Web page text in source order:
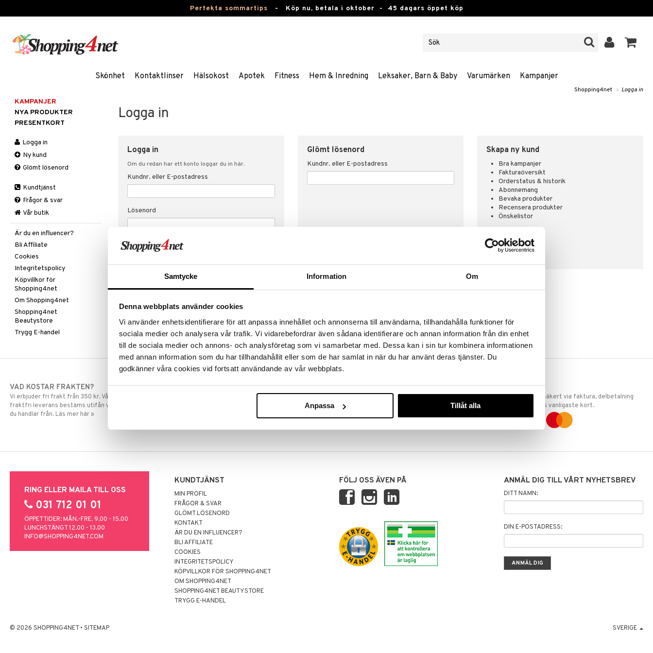
Samtycke Information Om
Denna webbplats använder cookies
Vi använder enhetsidentifierare för att anpassa innehållet och annonserna till användarna, tillhandahålla funktioner för
sociala medier och analysera vår trafik. Vi vidarebefordrar även sådana identifierare och annan information från din enhet
till de sociala medier och annons- och analysföretag som vi samarbetar med. Dessa kan i sin tur kombinera informationen
med annan information som du har tillhandahållit eller som de har samlat in när du har använt deras tjänster. Du
godkänner våra cookies vid fortsatt användande av vår webbplats.
Anpassa Tillåt alla
Perfekta sommartips - Köp nu, betala i oktober - 45 dagars öppet köp
Skönhet Kontaktlinser Hälsokost Apotek Fitness Hem & Inredning Leksaker, Barn & Baby Varumärken Kampanjer
Shopping4net » Logga in
Logga in
Logga in
Om du redan har ett konto loggar du in här.
Kundnr. eller E-postadress
Lösenord
Glömt lösenord
Kundnr. eller E-postadress
Skapa ny kund
Bra kampanjer
Fakturaöversikt
Orderstatus & historik
Abonnemang
Bevaka produkter
Recensera produkter
Önskelistor
SKAPA KUND
KAMPANJER
NYA PRODUKTER
PRESENTKORT
Logga in
Ny kund
Glömt lösenord
Kundtjänst
Frågor & svar
Vår butik
Är du en influencer?
Bli Affiliate
Cookies
Integritetspolicy
Köpvillkor för
Shopping4net
Om Shopping4net
Shopping4net
Beautystore
Trygg E-handel
VAD KOSTAR FRAKTEN?
Vi erbjuder fri frakt från 350 kr. Vår gräns för
fraktfri leverans bestäms utifån vilken avdelning
du handlar från. Läs mer här »
SNABBA LEVERANSER
Beställningar lagda före 14:00 (gäller varor i lager)
GODKÄND AV LÄKEMEDELSVERKET
EU-logotypen är symbolen som visar att vi är
godkända av Läkemedelsverket gällande
TRYGGA KÖP
Handla tryggt & säkert via faktura, delbetalning
eller marknadens vanligaste kort.
RING ELLER MAILA TILL OSS
031 712 01 01
ÖPPETTIDER: MÅN.-FRE. 9.00 - 15.00
LUNCHSTÄNGT 12.00 - 13.00
INFO@SHOPPING4NET.COM
KUNDTJÄNST
MIN PROFIL
FRÅGOR & SVAR
GLÖMT LÖSENORD
KONTAKT
ÄR DU EN INFLUENCER?
BLI AFFILIATE
COOKIES
INTEGRITETSPOLICY
KÖPVILLKOR FÖR SHOPPING4NET
OM SHOPPING4NET
SHOPPING4NET BEAUTYSTORE
TRYGG E-HANDEL
FÖLJ OSS ÄVEN PÅ ANMÄL DIG TILL VÅRT NYHETSBREV
DITT NAMN:
DIN E-POSTADRESS:
© 2026 SHOPPING4NET • SITEMAP SVERIGE